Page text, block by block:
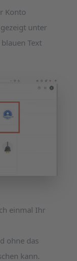
Konto
unter
Text
einmal Ihr
ohne das
kann.